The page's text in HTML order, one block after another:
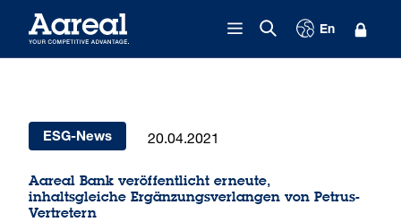
En
ESG-News 20.04.2021
Aareal Bank veröffentlicht erneute,
inhaltsgleiche Ergänzungsverlangen von Petrus-
Vertretern